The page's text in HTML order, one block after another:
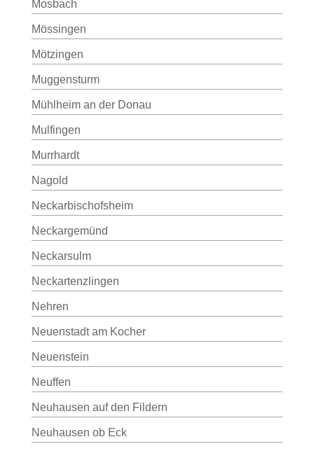
Mosbach
Mössingen
Mötzingen
Muggensturm
Mühlheim an der Donau
Mulfingen
Murrhardt
Nagold
Neckarbischofsheim
Neckargemünd
Neckarsulm
Neckartenzlingen
Nehren
Neuenstadt am Kocher
Neuenstein
Neuffen
Neuhausen auf den Fildern
Neuhausen ob Eck